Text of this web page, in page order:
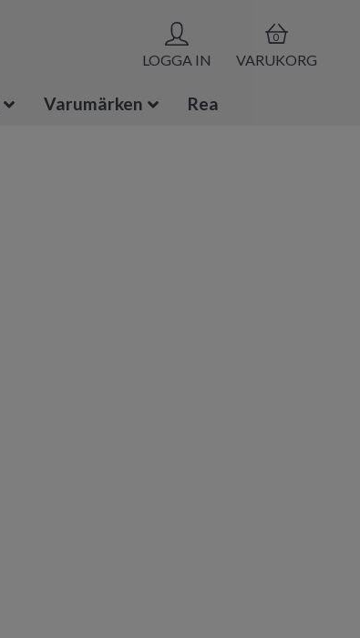
LOGGA IN
0
VARUKORG
Varumärken Rea